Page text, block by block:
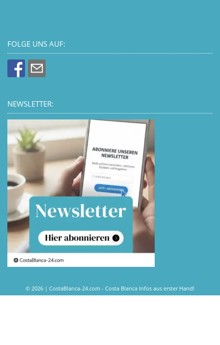
FOLGE UNS AUF:
NEWSLETTER:
© 2026 | CostaBlanca-24.com - Costa Blanca Infos aus erster Hand!